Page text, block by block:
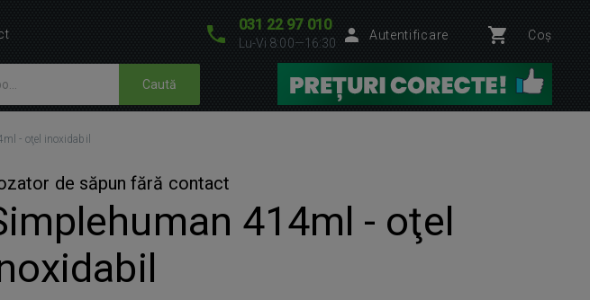
031 22 97 010
Lu-Vi 8:00—16:30
Autentificare Coș
Caută
- oţel inoxidabil
de săpun fără contact
414ml - oţel